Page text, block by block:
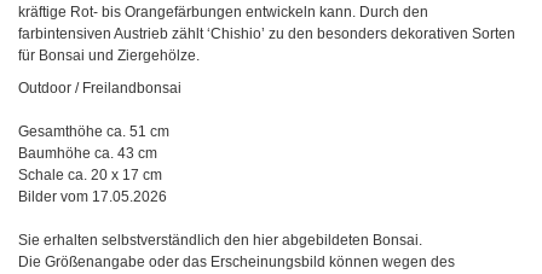
kräftige Rot- bis Orangefärbungen entwickeln kann. Durch den
farbintensiven Austrieb zählt ‘Chishio’ zu den besonders dekorativen Sorten
für Bonsai und Ziergehölze.
Outdoor / Freilandbonsai
Gesamthöhe ca. 51 cm
Baumhöhe ca. 43 cm
Schale ca. 20 x 17 cm
Bilder vom 17.05.2026
Sie erhalten selbstverständlich den hier abgebildeten Bonsai.
Die Größenangabe oder das Erscheinungsbild können wegen des